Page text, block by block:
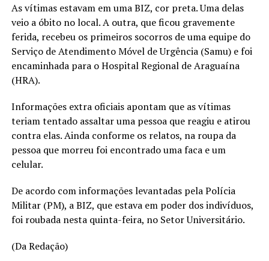
As vítimas estavam em uma BIZ, cor preta. Uma delas
veio a óbito no local. A outra, que ficou gravemente
ferida, recebeu os primeiros socorros de uma equipe do
Serviço de Atendimento Móvel de Urgência (Samu) e foi
encaminhada para o Hospital Regional de Araguaína
(HRA).
Informações extra oficiais apontam que as vítimas
teriam tentado assaltar uma pessoa que reagiu e atirou
contra elas. Ainda conforme os relatos, na roupa da
pessoa que morreu foi encontrado uma faca e um
celular.
De acordo com informações levantadas pela Polícia
Militar (PM), a BIZ, que estava em poder dos indivíduos,
foi roubada nesta quinta-feira, no Setor Universitário.
(Da Redação)